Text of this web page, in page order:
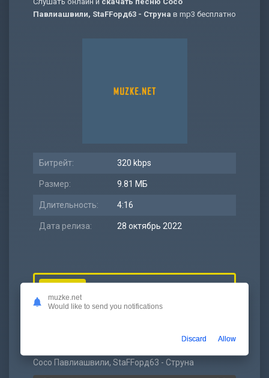
Павлиашвили, StaFFорд63 - Струна в mp3 бесплатно
Битрейт: 320 kbps
Размер: 9.81 МБ
Длительность: 4:16
Дата релиза: 28 октябрь 2022
Сосо Павлиашвили, StaFFорд63 - Струна
muzke.net
Would like to send you notifications
Discard Allow